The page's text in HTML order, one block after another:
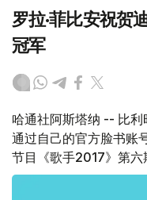
罗拉·菲比安祝贺
冠军
哈通社阿斯塔纳 -- 比
通过自己的官方脸书账
节目《歌手2017》第六